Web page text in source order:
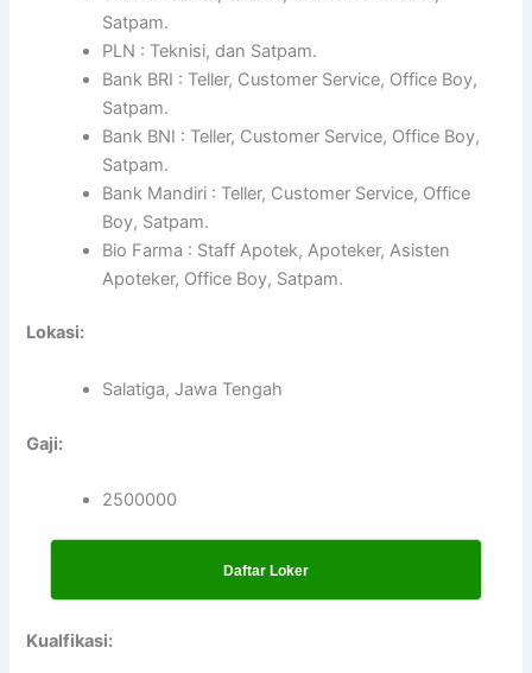
Satpam.
PLN : Teknisi, dan Satpam.
Bank BRI : Teller, Customer Service, Office Boy,
Satpam.
Bank BNI : Teller, Customer Service, Office Boy,
Satpam.
Bank Mandiri : Teller, Customer Service, Office
Boy, Satpam.
Bio Farma : Staff Apotek, Apoteker, Asisten
Apoteker, Office Boy, Satpam.
Lokasi:
Salatiga, Jawa Tengah
Gaji:
2500000
Daftar Loker
Kualfikasi: